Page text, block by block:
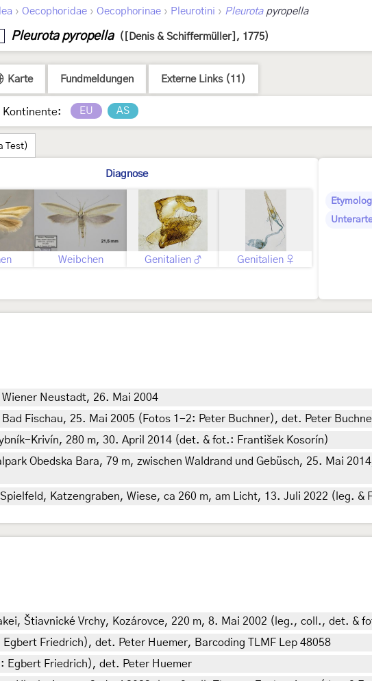
› Oecophoridae › Oecophorinae › Pleurotini › Pleurotapyropella
Pleurota pyropella ([Denis & Schiffermüller], 1775)
Karte Fundmeldungen Externe Links (11)
Kontinente: EU AS
Test)
Diagnose
Weibchen Genitalien ♂ Genitalien ♀
Neustadt, 26. Mai 2004
Fischau, 25. Mai 2005 (Fotos 1-2: Peter Buchner), det. Peter
Krivín, 280 m, 30. April 2014 (det. & fot.: František Kosorín)
Obedska Bara, 79 m, zwischen Waldrand und Gebüsch, 25. Mai
Katzengraben, Wiese, ca 260 m, am Licht, 13. Juli 2022 (leg. &
Štiavnické Vrchy, Kozárovce, 220 m, 8. Mai 2002 (leg., coll., det. &
Friedrich), det. Peter Huemer, Barcoding TLMF Lep 48058
Friedrich), det. Peter Huemer